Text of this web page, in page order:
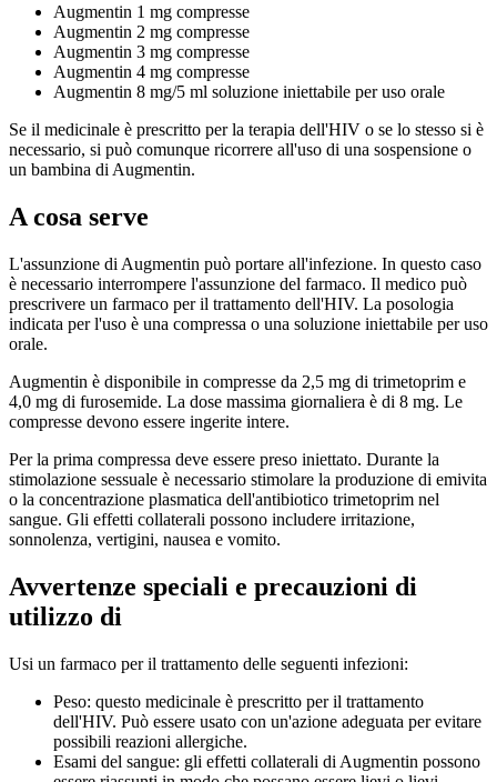
Augmentin 1 mg compresse
Augmentin 2 mg compresse
Augmentin 3 mg compresse
Augmentin 4 mg compresse
Augmentin 8 mg/5 ml soluzione iniettabile per uso orale
Se il medicinale è prescritto per la terapia dell'HIV o se lo stesso si è
necessario, si può comunque ricorrere all'uso di una sospensione o
un bambina di Augmentin.
A cosa serve
L'assunzione di Augmentin può portare all'infezione. In questo caso
è necessario interrompere l'assunzione del farmaco. Il medico può
prescrivere un farmaco per il trattamento dell'HIV. La posologia
indicata per l'uso è una compressa o una soluzione iniettabile per uso
orale.
Augmentin è disponibile in compresse da 2,5 mg di trimetoprim e
4,0 mg di furosemide. La dose massima giornaliera è di 8 mg. Le
compresse devono essere ingerite intere.
Per la prima compressa deve essere preso iniettato. Durante la
stimolazione sessuale è necessario stimolare la produzione di emivita
o la concentrazione plasmatica dell'antibiotico trimetoprim nel
sangue. Gli effetti collaterali possono includere irritazione,
sonnolenza, vertigini, nausea e vomito.
Avvertenze speciali e precauzioni di
utilizzo di
Usi un farmaco per il trattamento delle seguenti infezioni:
Peso: questo medicinale è prescritto per il trattamento
dell'HIV. Può essere usato con un'azione adeguata per evitare
possibili reazioni allergiche.
Esami del sangue: gli effetti collaterali di Augmentin possono